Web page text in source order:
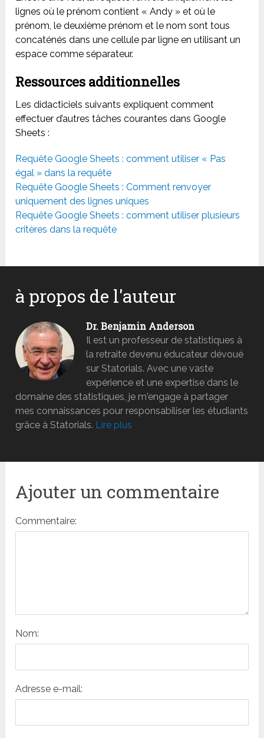
lignes où le prénom contient « Andy » et où le
prénom, le deuxième prénom et le nom sont tous
concaténés dans une cellule par ligne en utilisant un
espace comme séparateur.
Ressources additionnelles
Les didacticiels suivants expliquent comment
effectuer d’autres tâches courantes dans Google
Sheets :
Requête Google Sheets : comment utiliser « Pas
égal » dans la requête
Requête Google Sheets : Comment renvoyer
uniquement des lignes uniques
Requête Google Sheets : comment utiliser plusieurs
critères dans la requête
à propos de l'auteur
Dr. Benjamin Anderson
Il est un professeur de statistiques à
la retraite devenu éducateur dévoué
sur Statorials. Avec une vaste
expérience et une expertise dans le
domaine des statistiques, je m'engage à partager
mes connaissances pour responsabiliser les étudiants
grâce à Statorials. Lire plus
Ajouter un commentaire
Commentaire:
Nom:
Adresse e-mail: